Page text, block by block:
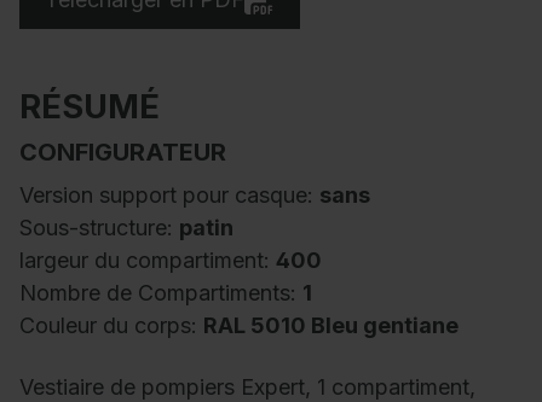
RÉSUMÉ
CONFIGURATEUR
Version support pour casque: sans
Sous-structure: patin
largeur du compartiment: 400
Nombre de Compartiments: 1
Couleur du corps: RAL 5010 Bleu gentiane
Vestiaire de pompiers Expert, 1 compartiment,